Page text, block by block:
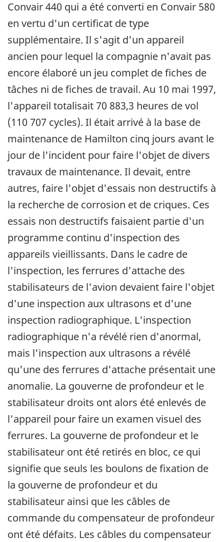
Convair 440 qui a été converti en Convair 580
en vertu d'un certificat de type
supplémentaire. Il s'agit d'un appareil
ancien pour lequel la compagnie n'avait pas
encore élaboré un jeu complet de fiches de
tâches ni de fiches de travail. Au 10 mai 1997,
l'appareil totalisait 70 883,3 heures de vol
(110 707 cycles). Il était arrivé à la base de
maintenance de Hamilton cinq jours avant le
jour de l'incident pour faire l'objet de divers
travaux de maintenance. Il devait, entre
autres, faire l'objet d'essais non destructifs à
la recherche de corrosion et de criques. Ces
essais non destructifs faisaient partie d'un
programme continu d'inspection des
appareils vieillissants. Dans le cadre de
l'inspection, les ferrures d'attache des
stabilisateurs de l'avion devaient faire l'objet
d'une inspection aux ultrasons et d'une
inspection radiographique. L'inspection
radiographique n'a révélé rien d'anormal,
mais l'inspection aux ultrasons a révélé
qu'une des ferrures d'attache présentait une
anomalie. La gouverne de profondeur et le
stabilisateur droits ont alors été enlevés de
l'appareil pour faire un examen visuel des
ferrures. La gouverne de profondeur et le
stabilisateur ont été retirés en bloc, ce qui
signifie que seuls les boulons de fixation de
la gouverne de profondeur et du
stabilisateur ainsi que les câbles de
commande du compensateur de profondeur
ont été défaits. Les câbles du compensateur